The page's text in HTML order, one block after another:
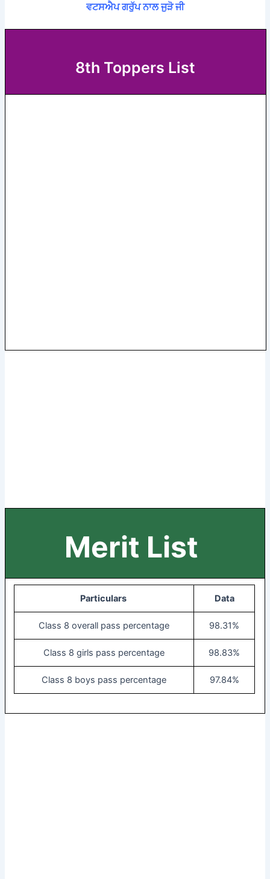
ਵਟਸਐਪ ਗਰੁੱਪ ਨਾਲ ਜੁੜੋ ਜੀ
8th Toppers List
Merit List
Particulars Data
Class 8 overall pass percentage 98.31%
Class 8 girls pass percentage 98.83%
Class 8 boys pass percentage 97.84%